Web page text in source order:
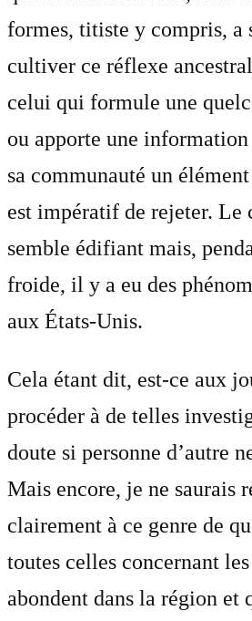
formes, titiste y compris, a
cultiver ce réflexe
celui qui formule une
ou apporte une
sa communauté un
est impératif de rejeter. Le
semble édifiant mais,
froide, il y a eu des
aux États-Unis.
Cela étant dit, est-ce aux
procéder à de telles
doute si personne d’autre
Mais encore, je ne saurais
clairement à ce genre de
toutes celles concernant
abondent dans la région et